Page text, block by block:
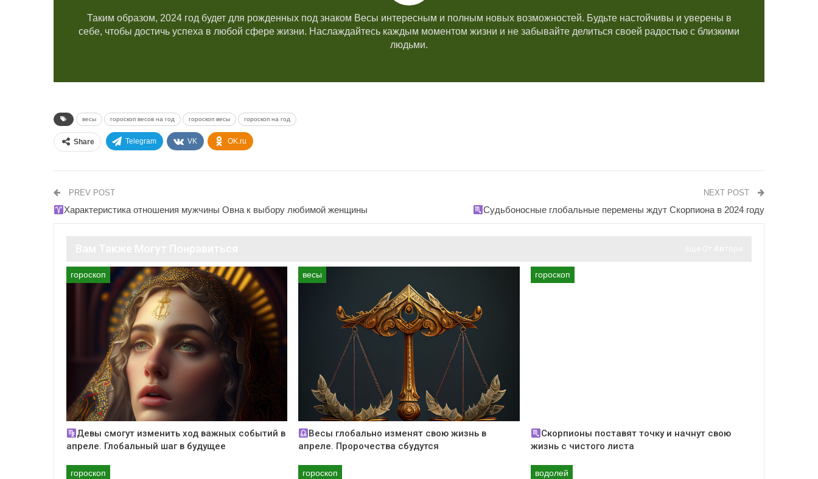
Таким образом, 2024 год будет для рожденных под знаком Весы интересным и полным новых возможностей. Будьте настойчивы и уверены в
себе, чтобы достичь успеха в любой сфере жизни. Наслаждайтесь каждым моментом жизни и не забывайте делиться своей радостью с близкими
людьми.
весы гороскоп весов на год гороскоп весы гороскоп на год
Share Telegram VK OK.ru
PREV POST
Характеристика отношения мужчины Овна к выбору любимой женщины
NEXT POST
Судьбоносные глобальные перемены ждут Скорпиона в 2024 году
гороскоп
Девы смогут изменить ход важных событий в
апреле. Глобальный шаг в будущее
весы
Весы глобально изменят свою жизнь в
апреле. Пророчества сбудутся
гороскоп
Скорпионы поставят точку и начнут свою
жизнь с чистого листа
гороскоп гороскоп водолей